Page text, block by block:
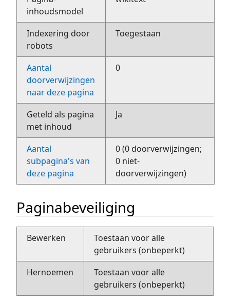
inhoudsmodel
Indexering door
robots
Toegestaan
Aantal
doorverwijzingen
naar deze pagina
0
Geteld als pagina
met inhoud
Ja
Aantal
subpagina's van
deze pagina
0 (0 doorverwijzingen;
0 niet-
doorverwijzingen)
Paginabeveiliging
Bewerken
Toestaan voor alle
gebruikers (onbeperkt)
Hernoemen
Toestaan voor alle
gebruikers (onbeperkt)